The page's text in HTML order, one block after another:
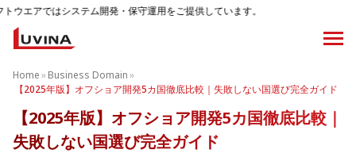
ム開発・保守運用をご提供しています。
Home»Business Domain»
【2025年版】オフショア開発5カ国徹底比較｜失敗しない国選び完全ガイド
【2025年版】オフショア開発5カ国徹底比較｜
失敗しない国選び完全ガイド